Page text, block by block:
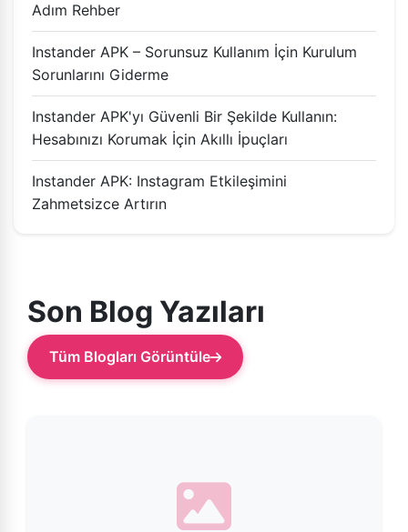
Adım Rehber
Instander APK – Sorunsuz Kullanım İçin Kurulum
Sorunlarını Giderme
Instander APK'yı Güvenli Bir Şekilde Kullanın:
Hesabınızı Korumak İçin Akıllı İpuçları
Instander APK: Instagram Etkileşimini
Zahmetsizce Artırın
Son Blog Yazıları
Tüm Blogları Görüntüle